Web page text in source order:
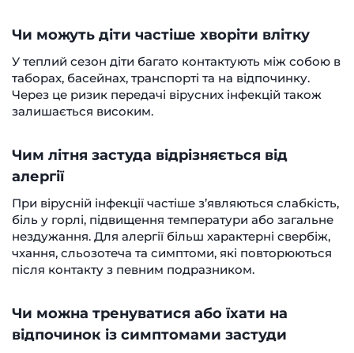
Чи можуть діти частіше хворіти влітку
У теплий сезон діти багато контактують між собою в
таборах, басейнах, транспорті та на відпочинку.
Через це ризик передачі вірусних інфекцій також
залишається високим.
Чим літня застуда відрізняється від
алергії
При вірусній інфекції частіше з’являються слабкість,
біль у горлі, підвищення температури або загальне
нездужання. Для алергії більш характерні свербіж,
чхання, сльозотеча та симптоми, які повторюються
після контакту з певним подразником.
Чи можна тренуватися або їхати на
відпочинок із симптомами застуди